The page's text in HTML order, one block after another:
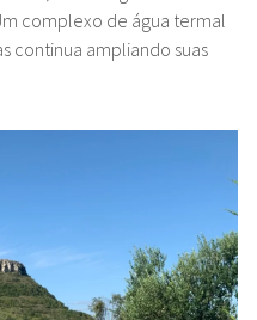
complexo de água termal
continua ampliando suas